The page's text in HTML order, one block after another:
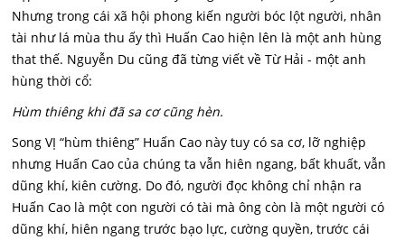
Nhưng trong cái xã hội phong kiến người bóc lột người, nhân
tài như lá mùa thu ấy thì Huấn Cao hiện lên là một anh hùng
that thế. Nguyễn Du cũng đã từng viết về Từ Hải - một anh
hùng thời cổ:
Hùm thiêng khi đã sa cơ cũng hèn.
Song VỊ “hùm thiêng” Huấn Cao này tuy có sa cơ, lỡ nghiệp
nhưng Huấn Cao của chúng ta vẫn hiên ngang, bất khuất, vẫn
dũng khí, kiên cường. Do đó, người đọc không chỉ nhận ra
Huấn Cao là một con người có tài mà ông còn là một người có
dũng khí, hiên ngang trước bạo lực, cường quyền, trước cái